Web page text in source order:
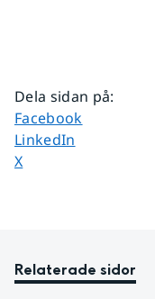
Dela sidan på:
Dela sidan på
Facebook
Dela sidan på
LinkedIn
Dela sidan på
X
Relaterade sidor